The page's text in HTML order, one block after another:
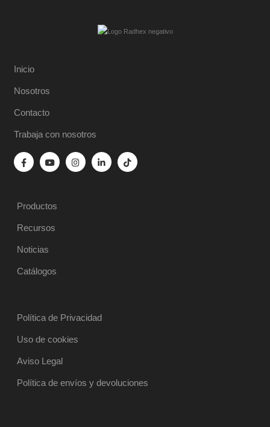
Inicio
Nosotros
Contacto
Trabaja con nosotros
Productos
Recursos
Noticias
Catálogos
Política de Privacidad
Uso de cookies
Aviso Legal
Política de envíos y devoluciones